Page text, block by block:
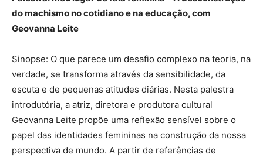
do machismo no cotidiano e na educação, com
Geovanna Leite
Sinopse: O que parece um desafio complexo na teoria, na
verdade, se transforma através da sensibilidade, da
escuta e de pequenas atitudes diárias. Nesta palestra
introdutória, a atriz, diretora e produtora cultural
Geovanna Leite propõe uma reflexão sensível sobre o
papel das identidades femininas na construção da nossa
perspectiva de mundo. A partir de referências de